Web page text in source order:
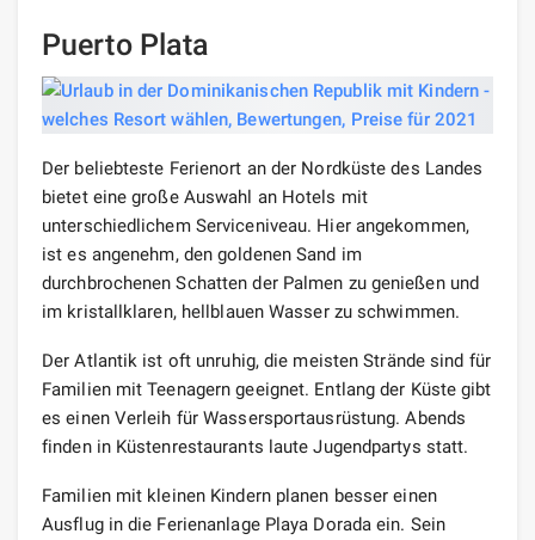
Puerto Plata
Der beliebteste Ferienort an der Nordküste des Landes
bietet eine große Auswahl an Hotels mit
unterschiedlichem Serviceniveau. Hier angekommen,
ist es angenehm, den goldenen Sand im
durchbrochenen Schatten der Palmen zu genießen und
im kristallklaren, hellblauen Wasser zu schwimmen.
Der Atlantik ist oft unruhig, die meisten Strände sind für
Familien mit Teenagern geeignet. Entlang der Küste gibt
es einen Verleih für Wassersportausrüstung. Abends
finden in Küstenrestaurants laute Jugendpartys statt.
Familien mit kleinen Kindern planen besser einen
Ausflug in die Ferienanlage Playa Dorada ein. Sein